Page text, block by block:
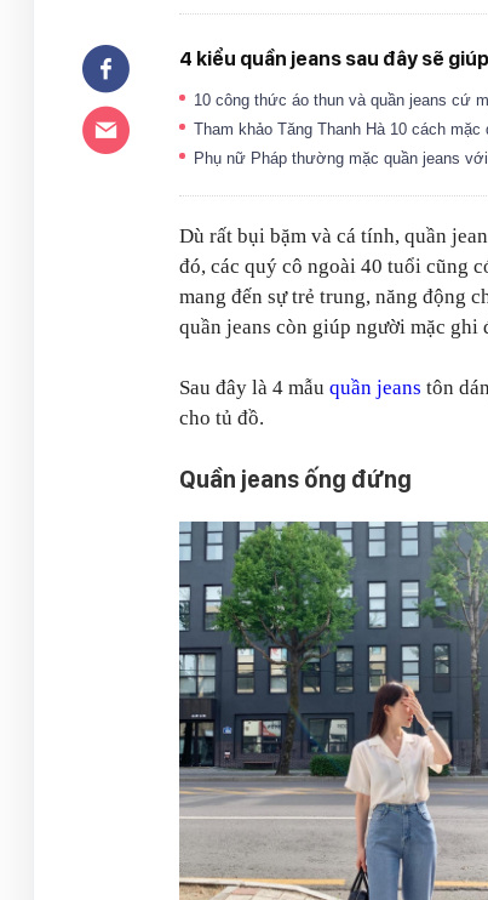
4 kiểu quần jeans sau đây sẽ
10 công thức áo thun và quần jeans cứ
Tham khảo Tăng Thanh Hà 10 cách
Phụ nữ Pháp thường mặc quần jeans
Dù rất bụi bặm và cá tính, quần
đó, các quý cô ngoài 40 tuổi cũng
mang đến sự trẻ trung, năng động
quần jeans còn giúp người mặc ghi
Sau đây là 4 mẫu quần jeans tôn
cho tủ đồ.
Quần jeans ống đứng